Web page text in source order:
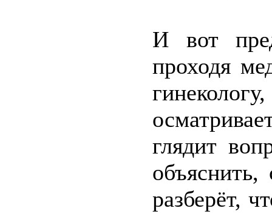
И вот
проходя
глядит
разберёт,